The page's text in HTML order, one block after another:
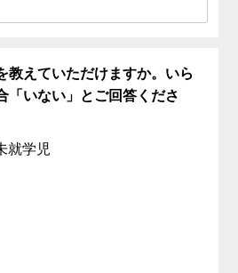
教えていただけますか。いら
「いない」とご回答くださ
就学児